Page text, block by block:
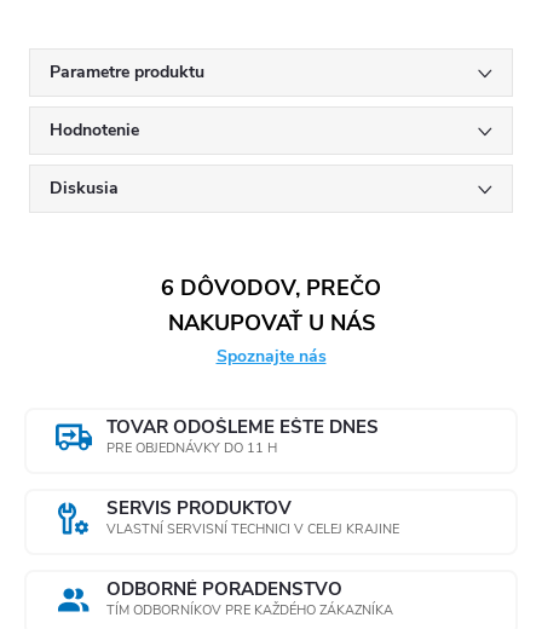
Parametre produktu
Hodnotenie
Diskusia
6 DÔVODOV, PREČO
NAKUPOVAŤ U NÁS
Spoznajte nás
TOVAR ODOŠLEME EŠTE DNES
PRE OBJEDNÁVKY DO 11 H
SERVIS PRODUKTOV
VLASTNÍ SERVISNÍ TECHNICI V CELEJ KRAJINE
ODBORNÉ PORADENSTVO
TÍM ODBORNÍKOV PRE KAŽDÉHO ZÁKAZNÍKA